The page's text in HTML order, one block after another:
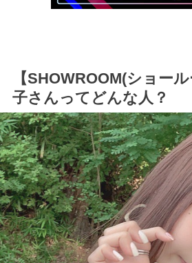
【SHOWROOM(ショー
子さんってどんな人？